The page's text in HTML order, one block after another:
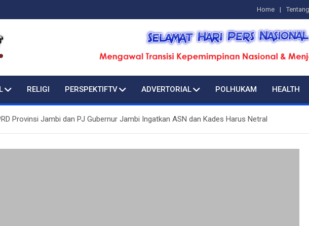
Home
RELIGI PERSPEKTIFTV ADVERTORIAL POLHUKAM HEALTH
Provinsi Jambi dan PJ Gubernur Jambi Ingatkan ASN dan Kades Harus Netral